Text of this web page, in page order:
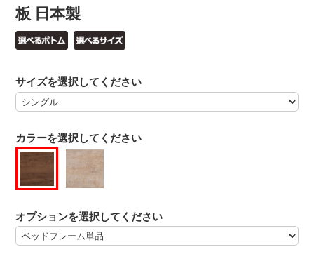
板 日本製
カラーを選択してください
サイズを選択してください
オプションを選択してください